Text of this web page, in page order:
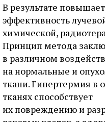
В результате
эффективность
химической,
Принцип метода
в различном
на нормальные и
ткани. Гипертермия в
тканях способствует
их повреждению и